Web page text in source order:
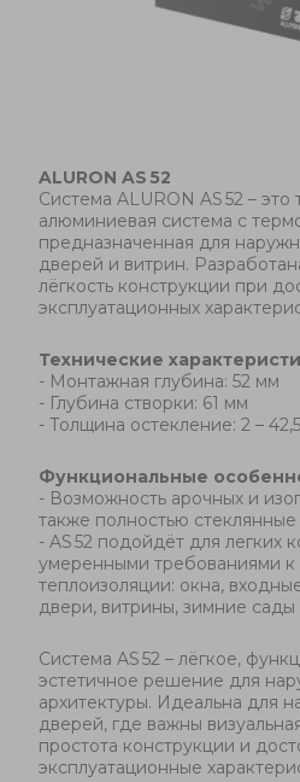
ALURON AS52
Система ALURON AS52 – это
алюминиевая система с
предназначенная для
дверей и витрин.
лёгкость конструкции при
эксплуатационных
Технические
- Монтажная глубина: 52 мм
- Глубина створки: 61 мм
- Толщина остекление: 2 –
Функциональные
- Возможность арочных и
также полностью стеклянные
- AS 52 подойдёт для легких
умеренными требованиями к
теплоизоляции: окна,
двери, витрины, зимние сады
Система AS 52 – лёгкое,
эстетичное решение для
архитектуры. Идеальна для
дверей, где важны
простота конструкции и
эксплуатационные